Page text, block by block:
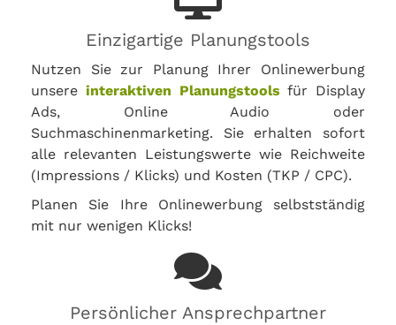
Einzigartige Planungstools
Nutzen Sie zur Planung Ihrer Onlinewerbung
unsere interaktiven Planungstools für Display
Ads, Online Audio oder
Suchmaschinenmarketing. Sie erhalten sofort
alle relevanten Leistungswerte wie Reichweite
(Impressions / Klicks) und Kosten (TKP / CPC).
Planen Sie Ihre Onlinewerbung selbstständig
mit nur wenigen Klicks!
Persönlicher Ansprechpartner